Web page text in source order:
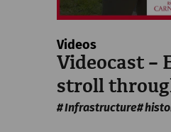
Videos
Videocast –
stroll
Infrastructure